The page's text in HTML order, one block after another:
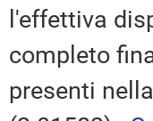
l'effettiva
completo
presenti